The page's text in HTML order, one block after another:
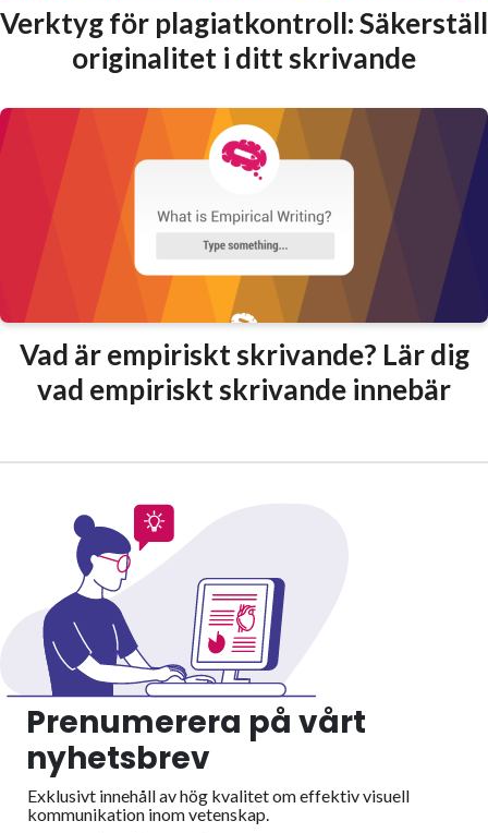
Verktyg för plagiatkontroll: Säkerställ
originalitet i ditt skrivande
Vad är empiriskt skrivande? Lär dig
vad empiriskt skrivande innebär
Prenumerera på vårt
nyhetsbrev
Exklusivt innehåll av hög kvalitet om effektiv visuell
kommunikation inom vetenskap.